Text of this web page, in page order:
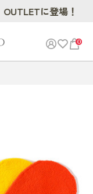
0
に登場！